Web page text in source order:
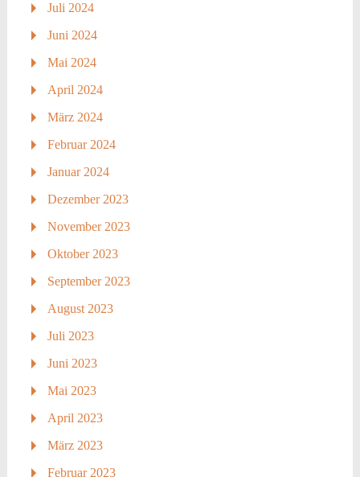
Juli 2024
Juni 2024
Mai 2024
April 2024
März 2024
Februar 2024
Januar 2024
Dezember 2023
November 2023
Oktober 2023
September 2023
August 2023
Juli 2023
Juni 2023
Mai 2023
April 2023
März 2023
Februar 2023